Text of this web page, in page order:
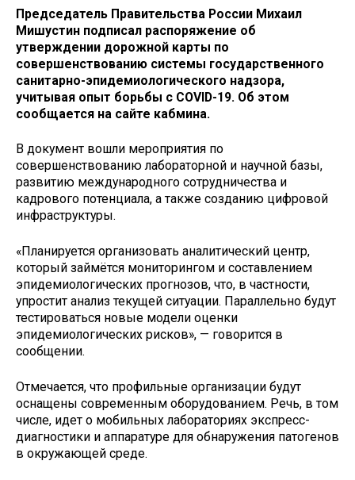
Председатель Правительства России Михаил
Мишустин подписал распоряжение об
утверждении дорожной карты по
совершенствованию системы государственного
санитарно-эпидемиологического надзора,
учитывая опыт борьбы с COVID-19. Об этом
сообщается на сайте кабмина.
В документ вошли мероприятия по
совершенствованию лабораторной и научной базы,
развитию международного сотрудничества и
кадрового потенциала, а также созданию цифровой
инфраструктуры.
«Планируется организовать аналитический центр,
который займётся мониторингом и составлением
эпидемиологических прогнозов, что, в частности,
упростит анализ текущей ситуации. Параллельно будут
тестироваться новые модели оценки
эпидемиологических рисков», — говорится в
сообщении.
Отмечается, что профильные организации будут
оснащены современным оборудованием. Речь, в том
числе, идет о мобильных лабораториях экспресс-
диагностики и аппаратуре для обнаружения патогенов
в окружающей среде.